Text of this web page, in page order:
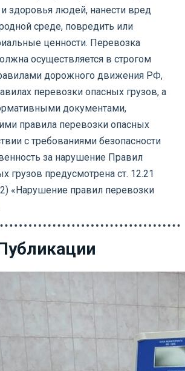
здоровья людей, нанести вред
среде, повредить или
ценности. Перевозка
осуществляется в строгом
дорожного движения РФ,
перевозки опасных грузов, а
документами,
правила перевозки опасных
с требованиями безопасности
за нарушение Правил
грузов предусмотрена ст. 12.21
«Нарушение правил перевозки